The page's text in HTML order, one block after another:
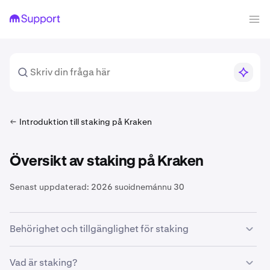
Introduktion till staking på Kraken
Översikt av staking på Kraken
Senast uppdaterad: 2026 suoidnemánnu 30
Behörighet och tillgänglighet för staking
För att delta i staking på kedjan
Vad är staking?